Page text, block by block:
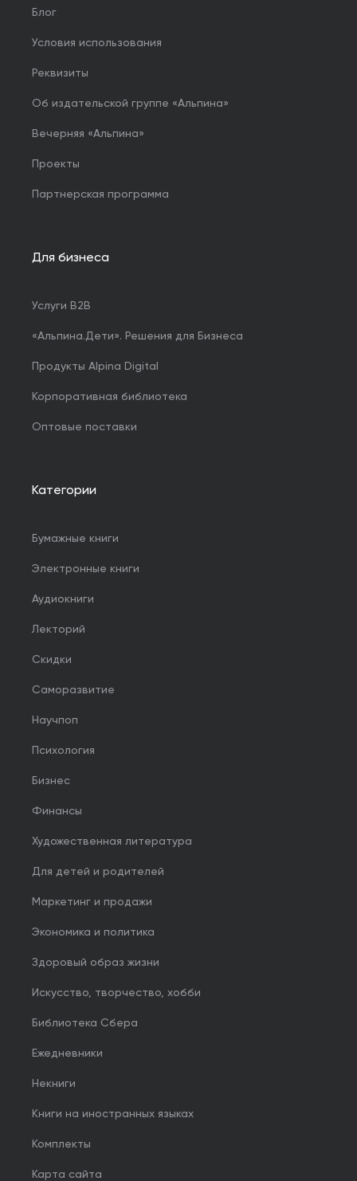
Блог
Условия использования
Реквизиты
Об издательской группе «Альпина»
Вечерняя «Альпина»
Проекты
Партнерская программа
Для бизнеса
Услуги B2B
«Альпина.Дети». Решения для Бизнеса
Продукты Alpina Digital
Корпоративная библиотека
Оптовые поставки
Категории
Бумажные книги
Электронные книги
Аудиокниги
Лекторий
Скидки
Саморазвитие
Научпоп
Психология
Бизнес
Финансы
Художественная литература
Для детей и родителей
Маркетинг и продажи
Экономика и политика
Здоровый образ жизни
Искусство, творчество, хобби
Библиотека Сбера
Ежедневники
Некниги
Книги на иностранных языках
Комплекты
Карта сайта